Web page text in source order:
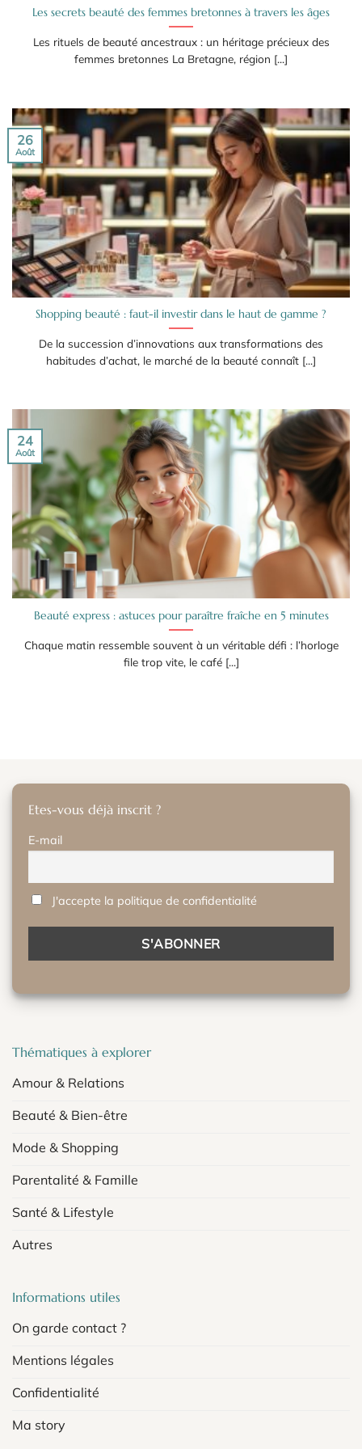
Les secrets beauté des femmes bretonnes à travers les âges
Les rituels de beauté ancestraux : un héritage précieux des
femmes bretonnes La Bretagne, région [...]
Shopping beauté : faut-il investir dans le haut de gamme ?
De la succession d’innovations aux transformations des
habitudes d’achat, le marché de la beauté connaît [...]
26
Août
Beauté express : astuces pour paraître fraîche en 5 minutes
Chaque matin ressemble souvent à un véritable défi : l’horloge
file trop vite, le café [...]
24
Août
Etes-vous déjà inscrit ?
E-mail
J'accepte la politique de confidentialité
Thématiques à explorer
Amour & Relations
Beauté & Bien-être
Mode & Shopping
Parentalité & Famille
Santé & Lifestyle
Autres
Informations utiles
On garde contact ?
Mentions légales
Confidentialité
Ma story